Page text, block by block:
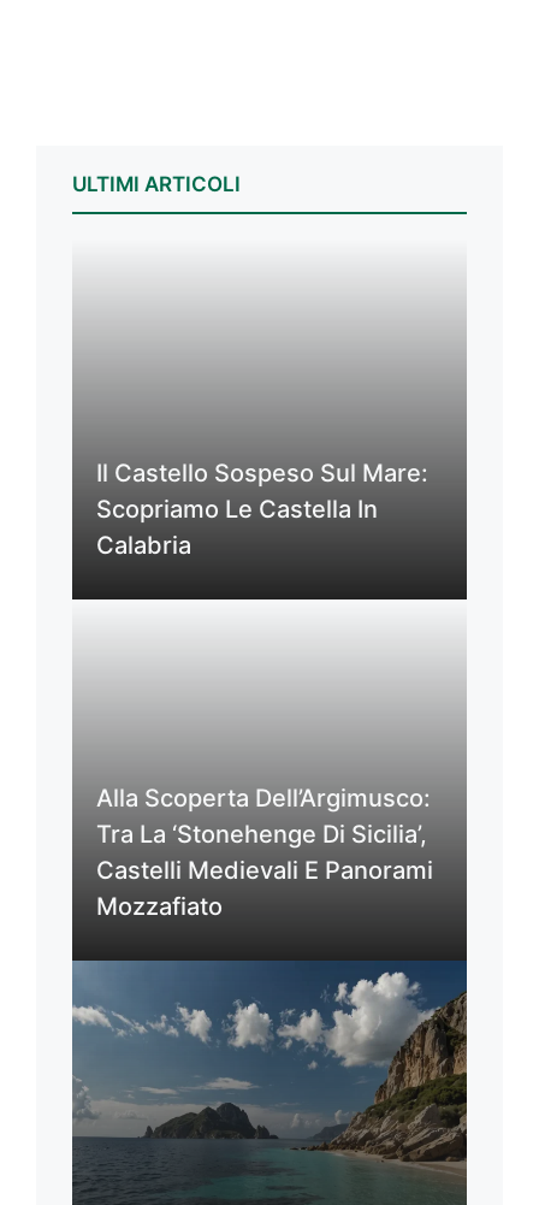
ULTIMI ARTICOLI
Il Castello Sospeso Sul Mare:
Scopriamo Le Castella In
Calabria
Alla Scoperta Dell’Argimusco:
Tra La ‘Stonehenge Di Sicilia’,
Castelli Medievali E Panorami
Mozzafiato